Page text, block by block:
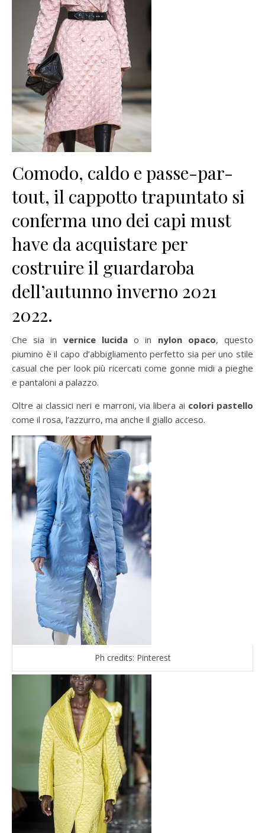
Comodo, caldo e passe-par-
tout, il cappotto trapuntato si
conferma uno dei capi must
have da acquistare per
costruire il guardaroba
dell’autunno inverno 2021
2022.
Che sia in vernice lucidao in nylon opaco, questo
piumino è il capo d’abbigliamento perfetto sia per uno stile
casual che per look più ricercati come gonne midi a pieghe
e pantaloni a palazzo.
Oltre ai classici neri e marroni, via libera ai colori pastello
come il rosa, l’azzurro, ma anche il giallo acceso.
Ph credits: Pinterest